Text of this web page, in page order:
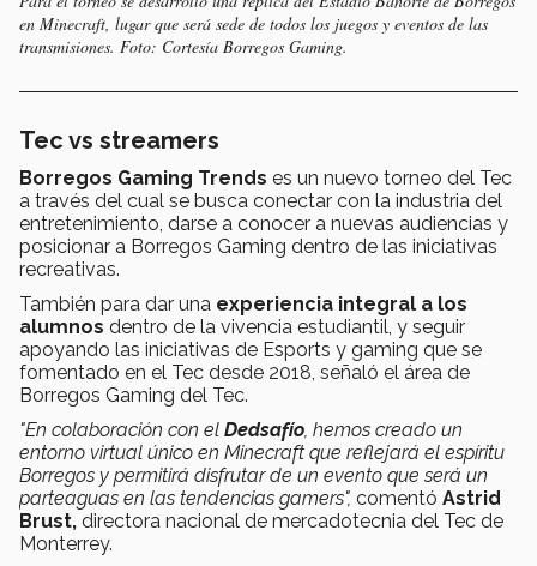
en Minecraft, lugar que será sede de todos los juegos y eventos de las
transmisiones. Foto: Cortesía Borregos Gaming.
Tec vs streamers
Borregos Gaming Trends es un nuevo torneo del Tec
a través del cual se busca conectar con la industria del
entretenimiento, darse a conocer a nuevas audiencias y
posicionar a Borregos Gaming dentro de las iniciativas
recreativas.
También para dar una experiencia integral a los
alumnos dentro de la vivencia estudiantil, y seguir
apoyando las iniciativas de Esports y gaming que se
fomentado en el Tec desde 2018, señaló el área de
Borregos Gaming del Tec.
"En colaboración con el Dedsafío, hemos creado un
entorno virtual único en Minecraft que reflejará el espíritu
Borregos y permitirá disfrutar de un evento que será un
parteaguas en las tendencias gamers", comentó Astrid
Brust, directora nacional de mercadotecnia del Tec de
Monterrey.